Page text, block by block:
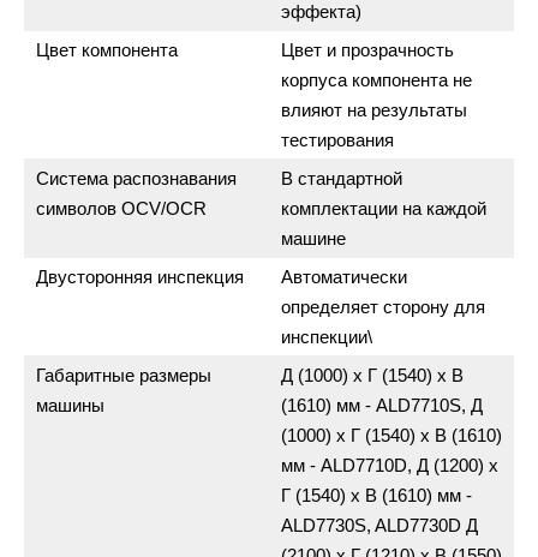
эффекта)
Цвет компонента
Цвет и прозрачность
корпуса компонента не
влияют на результаты
тестирования
Система распознавания
символов OCV/OCR
В стандартной
комплектации на каждой
машине
Двусторонняя инспекция
Автоматически
определяет сторону для
инспекции\
Габаритные размеры
машины
Д (1000) х Г (1540) х В
(1610) мм - ALD7710S, Д
(1000) х Г (1540) х В (1610)
мм - ALD7710D, Д (1200) х
Г (1540) х В (1610) мм -
ALD7730S, ALD7730D Д